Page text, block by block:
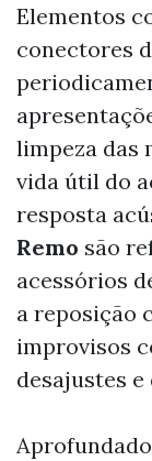
Elementos
conectores
limpeza das
vida útil do
resposta
Remo são
acessórios
a reposição
improvisos
desajustes